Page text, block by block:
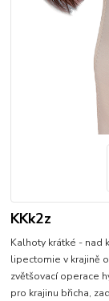
KKk2z
Kalhoty krátké - nad
lipectomie v krajině
zvětšovací operace
pro krajinu břicha,